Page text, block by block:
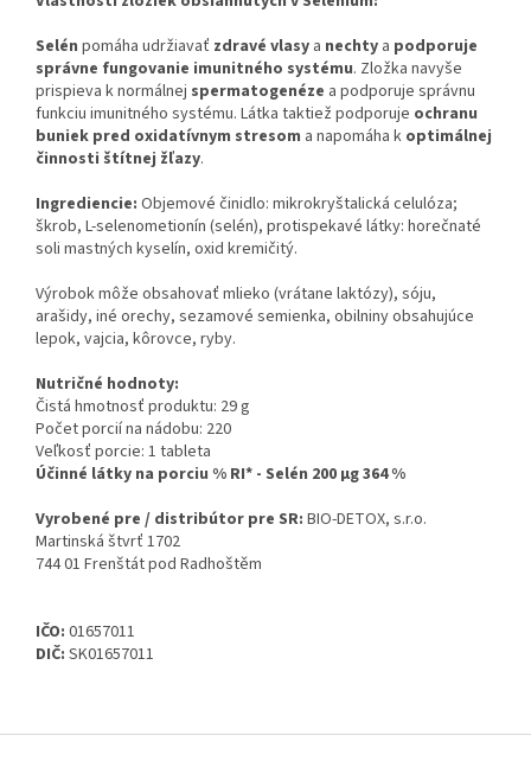
Selén pomáha udržiavať zdravé vlasy a nechty a podporuje
správne fungovanie imunitného systému. Zložka navyše
prispieva k normálnej spermatogenéze a podporuje správnu
funkciu imunitného systému. Látka taktiež podporuje ochranu
buniek pred oxidatívnym stresom a napomáha k optimálnej
činnosti štítnej žľazy.
Ingrediencie: Objemové činidlo: mikrokryštalická celulóza;
škrob, L-selenometionín (selén), protispekavé látky: horečnaté
soli mastných kyselín, oxid kremičitý.
Výrobok môže obsahovať mlieko (vrátane laktózy), sóju,
arašidy, iné orechy, sezamové semienka, obilniny obsahujúce
lepok, vajcia, kôrovce, ryby.
Nutričné hodnoty:
Čistá hmotnosť produktu: 29 g
Počet porcií na nádobu: 220
Veľkosť porcie: 1 tableta
Účinné látky na porciu % RI* - Selén 200 µg 364 %
Vyrobené pre / distribútor pre SR: BIO-DETOX, s.r.o.
Martinská štvrť 1702
744 01 Frenštát pod Radhoštěm
IČO: 01657011
DIČ: SK01657011